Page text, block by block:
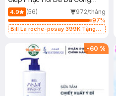
Dụng 40ml
4.9 (56)
972/tháng
97%
Bill La roche-posay 399K Tặng
(SL có hạn)
-60 %